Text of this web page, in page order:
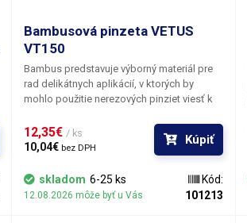
Bambusová pinzeta VETUS
VT150
Bambus predstavuje výborný materiál pre
rad delikátnych aplikácií, v ktorých by
mohlo použitie nerezových pinziet viesť k
sa o nevodivý, nemagnetický a
antimagnetický materiál, ktorý navyše
odoláva mnohým chemikáliám. Pinzeta je
určená na bezpečnú manipuláciu s malými
optickými elementmi, drobnými krehkými
súčasťami, perlami a inými objektmi
12,35€ / ks
10,04€ bez DPH
Kúpiť
skladom 6-25 ks
12.08.2026 môže byť u Vás
Kód:
101213